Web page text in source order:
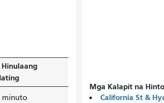
minuto
Mga Kalapit na Hinto
California St &